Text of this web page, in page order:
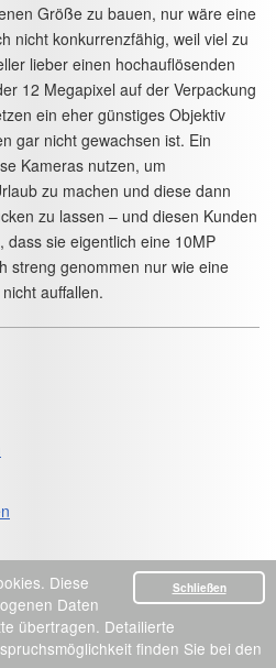
Schließen
Diese
Daten
übertragen. Detailierte
finden Sie bei den
Größe zu bauen, nur wäre eine
nicht konkurrenzfähig, weil viel zu
lieber einen hochauflösenden
12 Megapixel auf der Verpackung
ein eher günstiges Objektiv
gar nicht gewachsen ist. Ein
Kameras nutzen, um
zu machen und diese dann
zu lassen – und diesen Kunden
dass sie eigentlich eine 10MP
streng genommen nur wie eine
auffallen.
© 2008-2020 Sascha Kribitz